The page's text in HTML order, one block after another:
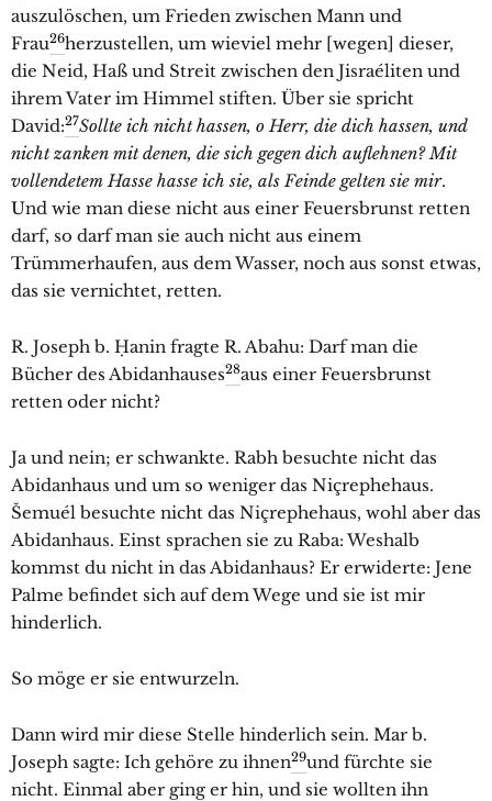
auszulöschen, um Frieden zwischen Mann und
Frau26herzustellen, um wieviel mehr [wegen] dieser,
die Neid, Haß und Streit zwischen den Jisraéliten und
ihrem Vater im Himmel stiften. Über sie spricht
David:27Sollte ich nicht hassen, o Herr, die dich hassen, und
nicht zanken mit denen, die sich gegen dich auflehnen? Mit
vollendetem Hasse hasse ich sie, als Feinde gelten sie mir.
Und wie man diese nicht aus einer Feuersbrunst retten
darf, so darf man sie auch nicht aus einem
Trümmerhaufen, aus dem Wasser, noch aus sonst etwas,
das sie vernichtet, retten.
R. Joseph b. Ḥanin fragte R. Abahu: Darf man die
Bücher des Abidanhauses28aus einer Feuersbrunst
retten oder nicht?
Ja und nein; er schwankte. Rabh besuchte nicht das
Abidanhaus und um so weniger das Niçrephehaus.
Šemuél besuchte nicht das Niçrephehaus, wohl aber das
Abidanhaus. Einst sprachen sie zu Raba: Weshalb
kommst du nicht in das Abidanhaus? Er erwiderte: Jene
Palme befindet sich auf dem Wege und sie ist mir
hinderlich.
So möge er sie entwurzeln.
Dann wird mir diese Stelle hinderlich sein. Mar b.
Joseph sagte: Ich gehöre zu ihnen29und fürchte sie
nicht. Einmal aber ging er hin, und sie wollten ihn